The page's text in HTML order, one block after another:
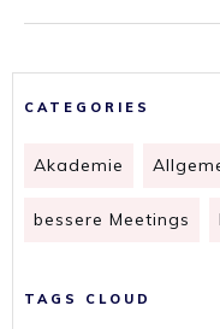
CATEGORIES
Akademie
bessere Meetings
TAGS CLOUD